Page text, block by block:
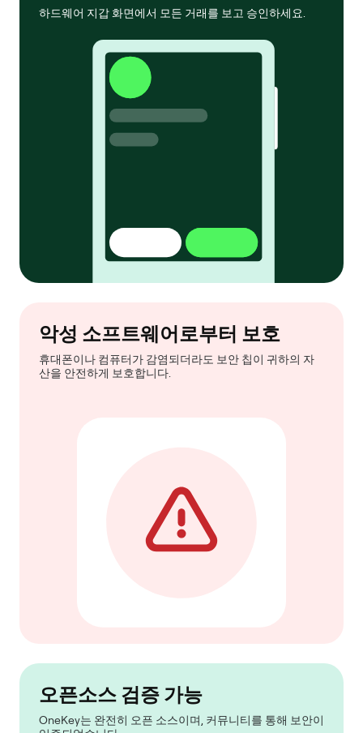
하드웨어 지갑 화면에서 모든 거래를 보고 승인하세요.
악성 소프트웨어로부터 보호
휴대폰이나 컴퓨터가 감염되더라도 보안 칩이 귀하의 자
산을 안전하게 보호합니다.
오픈소스 검증 가능
OneKey는 완전히 오픈 소스이며, 커뮤니티를 통해 보안이